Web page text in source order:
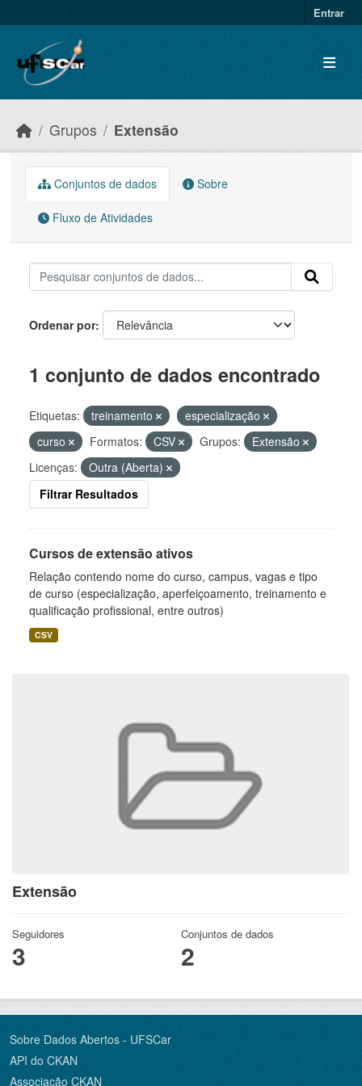
Entrar
Grupos Extensão
Extensão
Seguidores
3
Conjuntos de dados
2
Conjuntos de dados Sobre
Fluxo de Atividades
Ordenar por
1 conjunto de dados encontrado
Etiquetas: treinamento
especialização
curso
Formatos: CSV Grupos:
Extensão
Licenças:
Outra (Aberta)
Filtrar Resultados
Cursos de extensão ativos
Relação contendo nome do curso, campus, vagas e tipo
de curso (especialização, aperfeiçoamento, treinamento e
qualificação profissional, entre outros)
CSV
Sobre Dados Abertos - UFSCar
API do CKAN
Associação CKAN